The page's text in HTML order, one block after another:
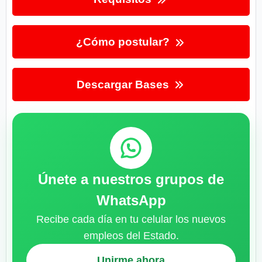
¿Cómo postular?
Descargar Bases
Únete a nuestros grupos de
WhatsApp
Recibe cada día en tu celular los nuevos
empleos del Estado.